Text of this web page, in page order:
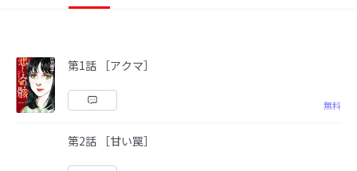
第1話 ［アクマ］
無料
第2話 ［甘い罠］